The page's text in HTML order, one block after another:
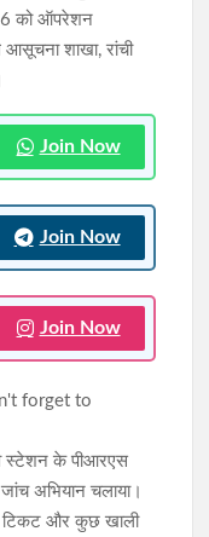
को ऑपरेशन
शाखा, रांची
Join Now
Join Now
Join Now
forget to
स्टेशन के पीआरएस
अभियान चलाया।
टिकट और कुछ खाली